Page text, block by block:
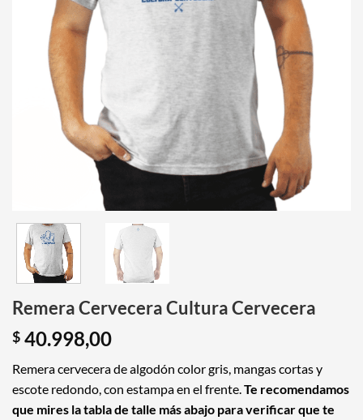
Remera Cervecera Cultura Cervecera
$ 40.998,00
Remera cervecera de algodón color gris, mangas cortas y
escote redondo, con estampa en el frente. Te recomendamos
que mires la tabla de talle más abajo para verificar que te